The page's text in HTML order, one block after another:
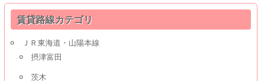
賃貸路線カテゴリ
ＪＲ東海道・山陽本線
摂津富田
茨木